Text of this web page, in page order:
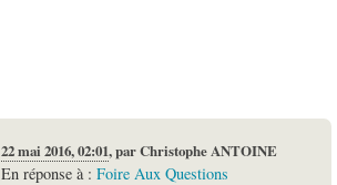
22 mai 2016, 02:01,parChristophe ANTOINE
En réponse à : Foire Aux Questions